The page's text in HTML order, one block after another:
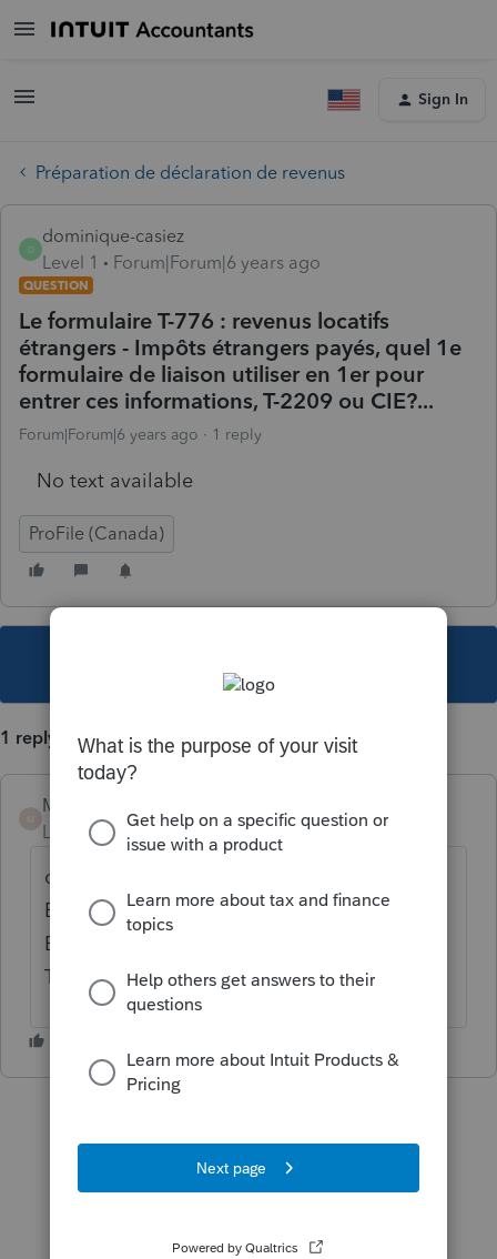
Sign In
Préparation de déclaration de revenus
D
dominique-casiez
Level 1
Forum|Forum|6 years ago
QUESTION
Le formulaire T-776 : revenus locatifs
étrangers - Impôts étrangers payés, quel 1e
formulaire de liaison utiliser en 1er pour
entrer ces informations, T-2209 ou CIE?...
Forum|Forum|6 years ago 1 reply
No text available
ProFile (Canada)
1 reply
Mario B
Level 11
Forum|Forum|6 years ago
on commence par le formulaire Revenu
Étranger, et il faut mettre le nom du pays.
Ensuite entrer le nom du pays en haut du
T2209 et CIE.